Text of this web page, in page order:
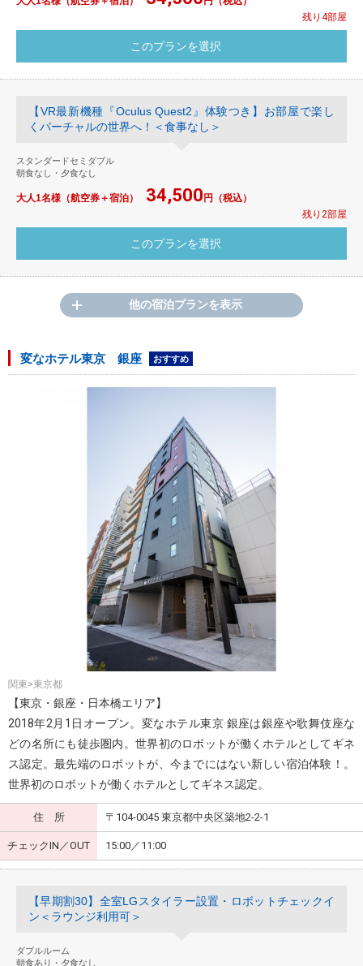
残り4部屋
【VR最新機種『Oculus Quest2』体験つき】お部屋で楽し
くバーチャルの世界へ！＜食事なし＞
スタンダードセミダブル
朝食なし・夕食なし
大人1名様（航空券＋宿泊） 34,500円（税込）
残り2部屋
他の宿泊プランを表示
変なホテル東京 銀座 おすすめ
関東>東京都
【東京・銀座・日本橋エリア】
2018年2月1日オープン。変なホテル東京 銀座は銀座や歌舞伎座な
どの名所にも徒歩圏内。世界初のロボットが働くホテルとしてギネ
ス認定。最先端のロボットが、今までにはない新しい宿泊体験！。
世界初のロボットが働くホテルとしてギネス認定。
住 所 〒104-0045 東京都中央区築地2-2-1
チェックIN／OUT 15:00／11:00
【早期割30】全室LGスタイラー設置・ロボットチェックイ
ン＜ラウンジ利用可＞
ダブルルーム
朝食あり・夕食なし